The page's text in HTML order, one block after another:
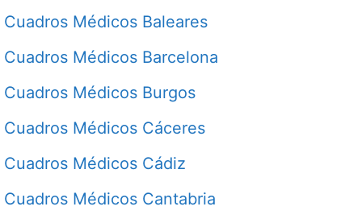
Cuadros Médicos Baleares
Cuadros Médicos Barcelona
Cuadros Médicos Burgos
Cuadros Médicos Cáceres
Cuadros Médicos Cádiz
Cuadros Médicos Cantabria